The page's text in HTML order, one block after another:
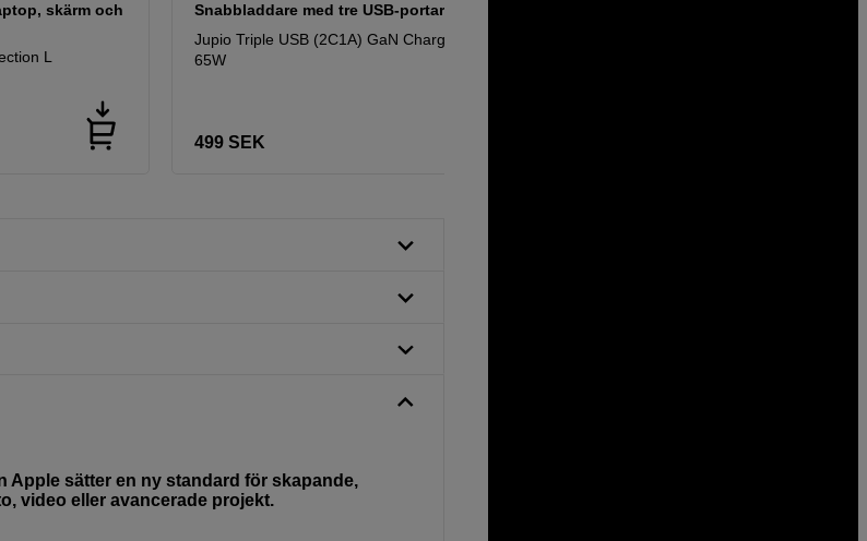
skärm och
L
Snabbladdare med tre USB-portar
Jupio Triple USB (2C1A) GaN Charger
65W
499 SEK
Apple sätter en ny standard för skapande,
video eller avancerade projekt.